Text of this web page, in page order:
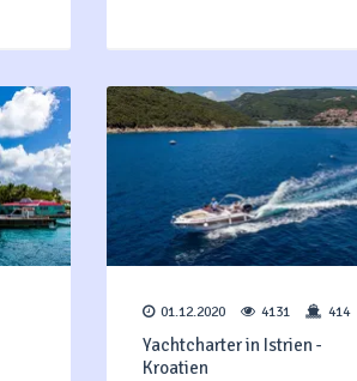
01.12.2020 4131 414
Yachtcharter in Istrien -
Kroatien